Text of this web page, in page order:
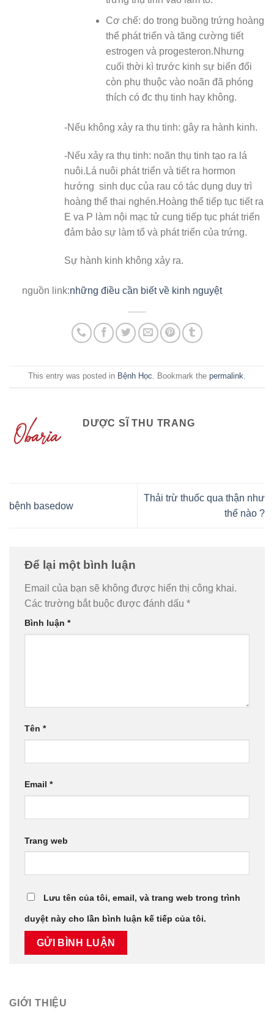
Cơ chế: do trong buồng trứng hoàng
thể phát triển và tăng cường tiết
estrogen và progesteron.Nhưng
cuối thời kì trước kinh sự biến đổi
còn phụ thuộc vào noãn đã phóng
thích có đc thụ tinh hay không.
-Nếu không xảy ra thụ tinh: gây ra hành kinh.
-Nếu xảy ra thụ tinh: noãn thụ tinh tạo ra lá
nuôi.Lá nuôi phát triển và tiết ra hormon
hướng sinh dục của rau có tác dụng duy trì
hoàng thể thai nghén.Hoàng thể tiếp tục tiết ra
E va P làm nội mạc tử cung tiếp tục phát triển
đảm bảo sự làm tổ và phát triển của trứng.
Sự hành kinh không xảy ra.
nguồn link:những điều cần biết về kinh nguyệt
This entry was posted in Bệnh Học. Bookmark the permalink.
DƯỢC SĨ THU TRANG
bệnh basedow
Thải trừ thuốc qua thận như
thế nào ?
Để lại một bình luận
Email của bạn sẽ không được hiển thị công khai.
Các trường bắt buộc được đánh dấu *
Bình luận *
Tên *
Email *
Trang web
Lưu tên của tôi, email, và trang web trong trình
duyệt này cho lần bình luận kế tiếp của tôi.
GIỚI THIỆU